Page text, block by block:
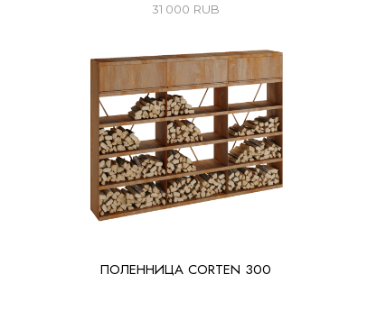
31 000 RUB
ПОЛЕННИЦА CORTEN 300